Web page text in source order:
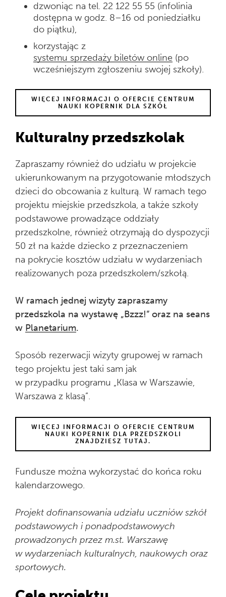
dzwoniąc na tel. 22 122 55 55 (infolinia
dostępna w godz. 8–16 od poniedziałku
do piątku),
korzystając z
systemu sprzedaży biletów online (po
wcześniejszym zgłoszeniu swojej szkoły).
WIĘCEJ INFORMACJI O OFERCIE CENTRUM
NAUKI KOPERNIK DLA SZKÓŁ
Kulturalny przedszkolak
Zapraszamy również do udziału w projekcie
ukierunkowanym na przygotowanie młodszych
dzieci do obcowania z kulturą. W ramach tego
projektu miejskie przedszkola, a także szkoły
podstawowe prowadzące oddziały
przedszkolne, również otrzymają do dyspozycji
50 zł na każde dziecko z przeznaczeniem
na pokrycie kosztów udziału w wydarzeniach
realizowanych poza przedszkolem/szkołą.
W ramach jednej wizyty zapraszamy
przedszkola na wystawę „Bzzz!” oraz na seans
w Planetarium.
Sposób rezerwacji wizyty grupowej w ramach
tego projektu jest taki sam jak
w przypadku programu „Klasa w Warszawie,
Warszawa z klasą”.
WIĘCEJ INFORMACJI O OFERCIE CENTRUM
NAUKI KOPERNIK DLA PRZEDSZKOLI
ZNAJDZIESZ TUTAJ.
Fundusze można wykorzystać do końca roku
kalendarzowego.
Projekt dofinansowania udziału uczniów szkół
podstawowych i ponadpodstawowych
prowadzonych przez m.st. Warszawę
w wydarzeniach kulturalnych, naukowych oraz
sportowych.